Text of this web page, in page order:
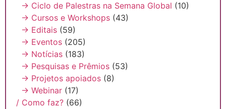
→ Ciclo de Palestras na Semana Global (10)
→ Cursos e Workshops (43)
→ Editais (59)
→ Eventos (205)
→ Notícias (183)
→ Pesquisas e Prêmios (53)
→ Projetos apoiados (8)
→ Webinar (17)
/ Como faz? (66)